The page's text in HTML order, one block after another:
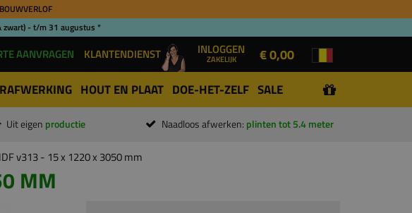
zwart) - t/m 31 augustus *
AANVRAGEN KLANTENDIENST INLOGGEN
ZAKELIJK € 0,00
HOUT EN PLAAT DOE-HET-ZELF SALE
Uit eigen productie Naadloos afwerken: plinten tot 5.4 meter
v313 - 15 x 1220 x 3050 mm
MM